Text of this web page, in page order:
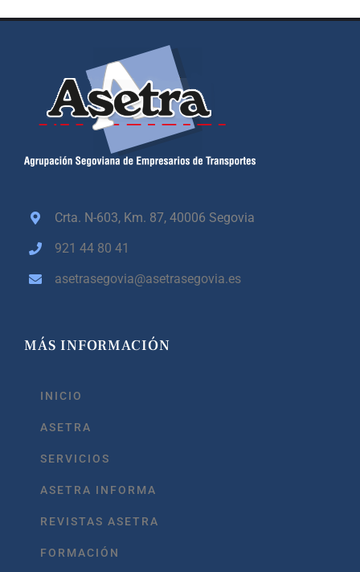
Crta. N-603, Km. 87,40006 Segovia
921 44 80 41
asetrasegovia@asetrasegovia.es
MÁS INFORMACIÓN
INICIO
ASETRA
SERVICIOS
ASETRA INFORMA
REVISTAS ASETRA
FORMACIÓN